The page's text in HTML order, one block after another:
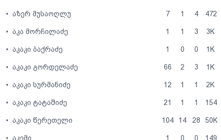
• აზერ მუსაოღლუ 7 1 4 472
• აკა მორჩილაძე 1 1 3 3K
• აკაკი ბაქრაძე 1 0 0 1K
• აკაკი გორდელაძე 66 2 3 1K
• აკაკი სურმანიძე 12 1 1 2K
• აკაკი ტატაშიძე 21 1 1 154
• აკაკი წერეთელი 104 14 28 50K
• აკემი 1 0 0 149